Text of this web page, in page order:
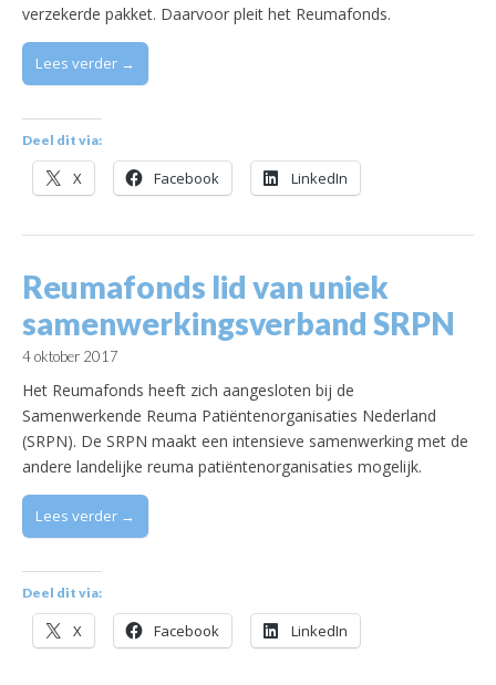
verzekerde pakket. Daarvoor pleit het Reumafonds.
Lees verder →
Deel dit via:
X Facebook LinkedIn
Reumafonds lid van uniek
samenwerkingsverband SRPN
4 oktober 2017
Het Reumafonds heeft zich aangesloten bij de
Samenwerkende Reuma Patiëntenorganisaties Nederland
(SRPN). De SRPN maakt een intensieve samenwerking met de
andere landelijke reuma patiëntenorganisaties mogelijk.
Lees verder →
Deel dit via:
X Facebook LinkedIn